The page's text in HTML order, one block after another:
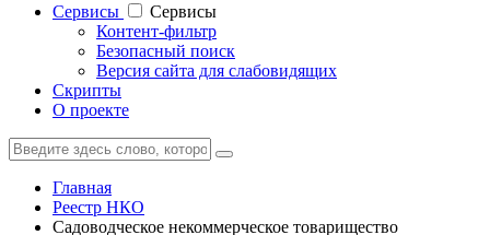
Cервисы
Cервисы
Контент-фильтр
Безопасный поиск
Версия сайта для слабовидящих
Скрипты
О проекте
Главная
Реестр НКО
Садоводческое некоммерческое товарищество